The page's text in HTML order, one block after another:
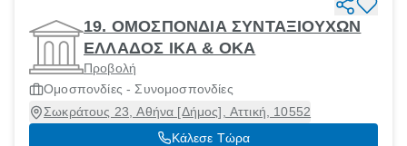
19. ΟΜΟΣΠΟΝΔΙΑ ΣΥΝΤΑΞΙΟΥΧΩΝ
ΕΛΛΑΔΟΣ ΙΚΑ & ΟΚΑ
Προβολή
Ομοσπονδίες - Συνομοσπονδίες
Σωκράτους 23, Αθήνα [Δήμος], Αττική, 10552
Κάλεσε Τώρα